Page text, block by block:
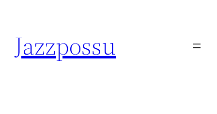
content
Jazzpossu